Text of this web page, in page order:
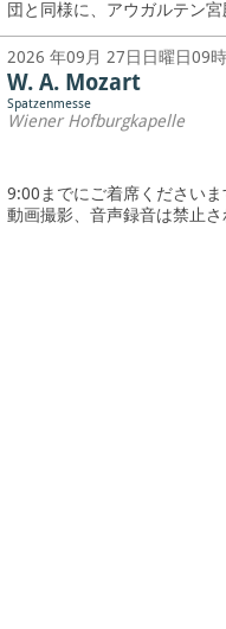
団と同様に、アウガルテン
2026 年09月 27日日曜日09
W. A. Mozart
Spatzenmesse
Wiener Hofburgkapelle
9:00までにご着席ください
動画撮影、音声録音は禁止さ